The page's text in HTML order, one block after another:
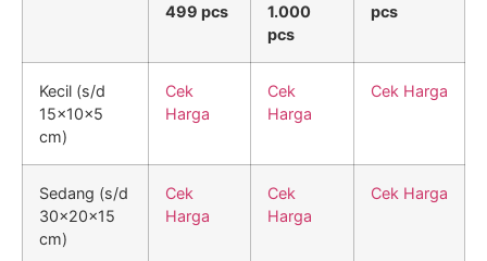
499 pcs
1.000
pcs
pcs
Kecil (s/d
15x10x5
cm)
Cek
Harga
Cek
Harga
Cek Harga
Sedang (s/d
30x20x15
cm)
Cek
Harga
Cek
Harga
Cek Harga